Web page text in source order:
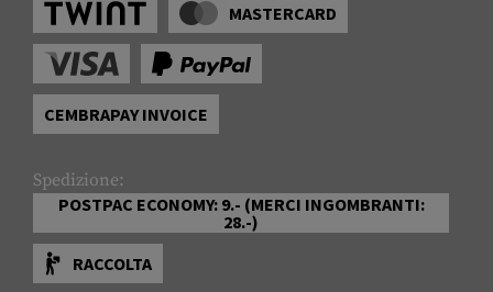
MASTERCARD
CEMBRAPAY INVOICE
Spedizione:
POSTPAC ECONOMY: 9.- (MERCI INGOMBRANTI:
28.-)
RACCOLTA